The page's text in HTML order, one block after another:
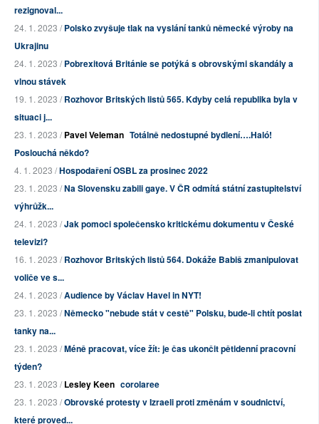
rezignoval...
24. 1. 2023 /Polsko zvyšuje tlak na vyslání tanků německé výroby na
Ukrajinu
24. 1. 2023 /Pobrexitová Británie se potýká s obrovskými skandály a
vlnou stávek
19. 1. 2023 /Rozhovor Britských listů 565. Kdyby celá republika byla v
situaci j...
23. 1. 2023 /Pavel Veleman Totálně nedostupné bydlení….Haló!
Poslouchá někdo?
4. 1. 2023 /Hospodaření OSBL za prosinec 2022
23. 1. 2023 /Na Slovensku zabili gaye. V ČR odmítá státní zastupitelství
výhrůžk...
24. 1. 2023 /Jak pomoci společensko kritickému dokumentu v České
televizi?
16. 1. 2023 /Rozhovor Britských listů 564. Dokáže Babiš zmanipulovat
voliče ve s...
24. 1. 2023 /Audience by Václav Havel in NYT!
23. 1. 2023 /Německo "nebude stát v cestě" Polsku, bude-li chtít poslat
tanky na...
23. 1. 2023 /Méně pracovat, více žít: je čas ukončit pětidenní pracovní
týden?
23. 1. 2023 /Lesley Keen corolaree
23. 1. 2023 /Obrovské protesty v Izraeli proti změnám v soudnictví,
které proved...